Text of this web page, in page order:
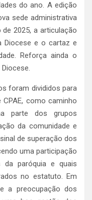
do ano. A edição
sede administrativa
2025, a articulação
Diocese e o cartaz e
Reforça ainda o
foram divididos para
como caminho
parte dos grupos
da comunidade e
de superação dos
uma participação
paróquia e quais
no estatuto. Em
a preocupação dos